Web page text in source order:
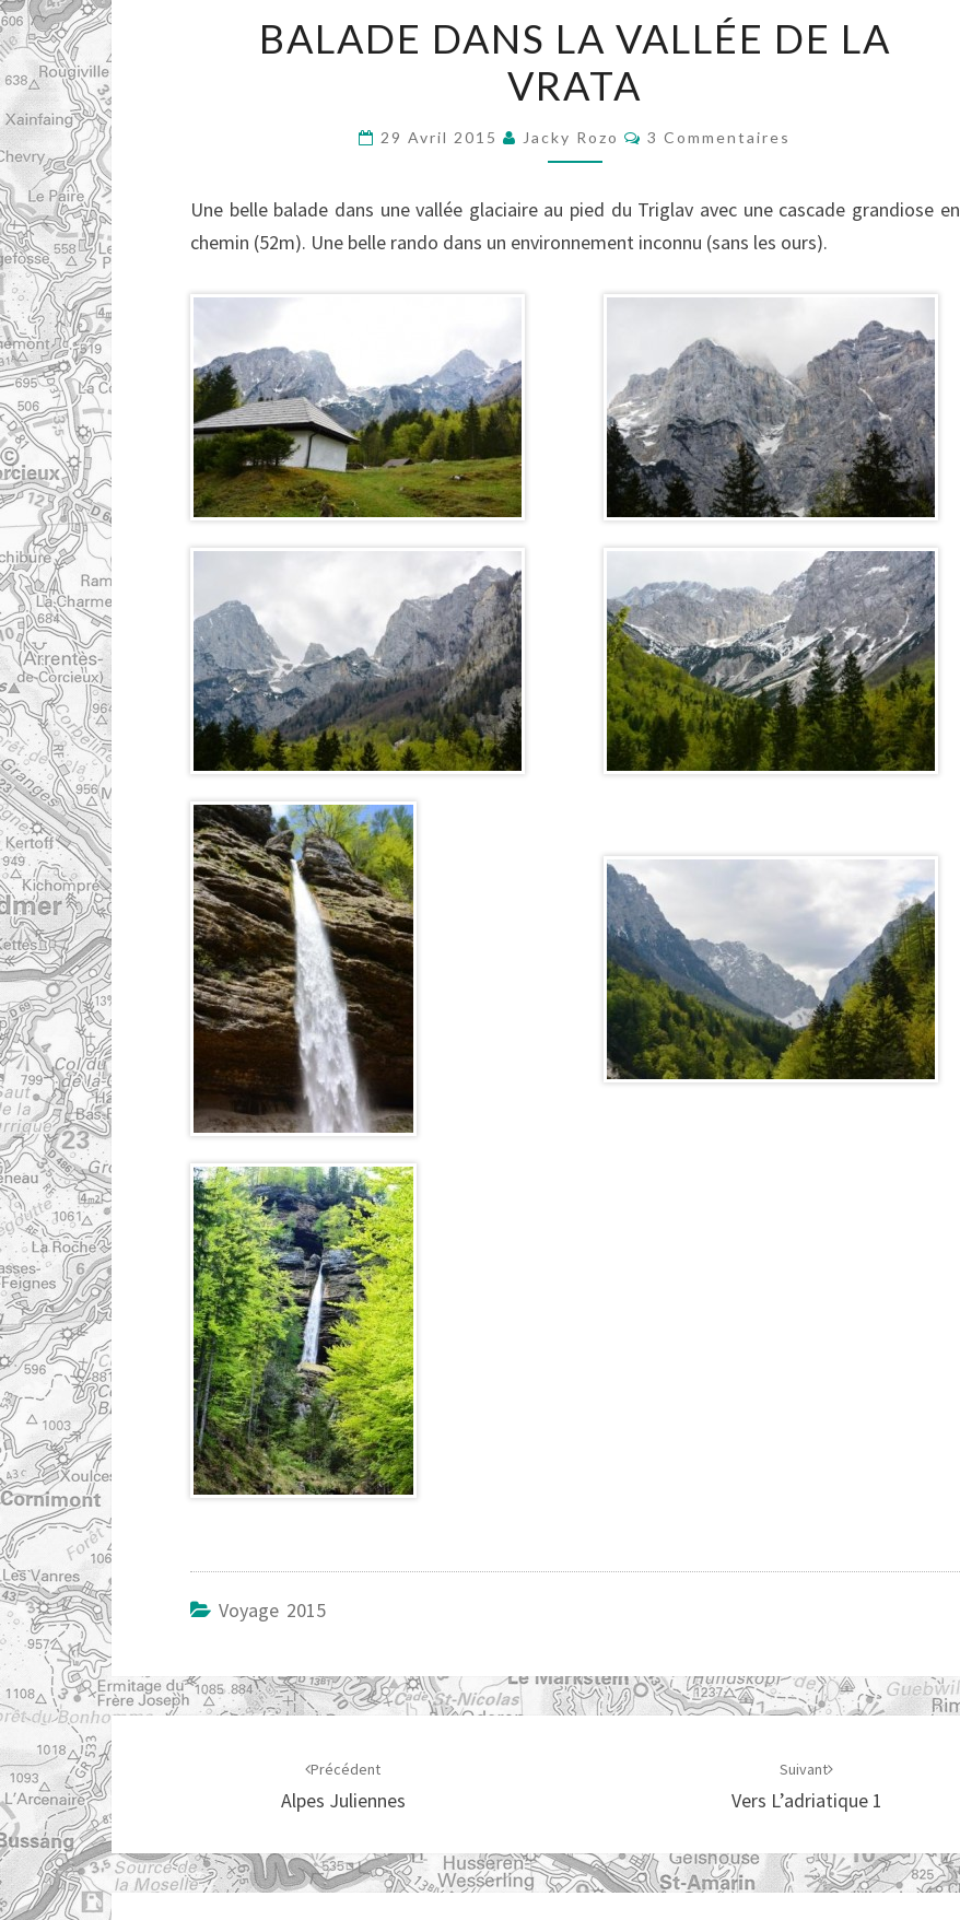
DANS
LA
VALLÉE
DE
VRATA
BALADE DANS LA VALLÉE DE LA
VRATA
29 Avril 2015 Jacky Rozo Commentaires
3 Commentaires
Une belle balade dans une vallée glaciaire au pied du Triglav avec une cascade grandiose en
chemin (52m). Une belle rando dans un environnement inconnu (sans les ours).
Voyage 2015
Navigation
d'article
Précédent
Alpes Juliennes
Suivant
Vers L’adriatique 1